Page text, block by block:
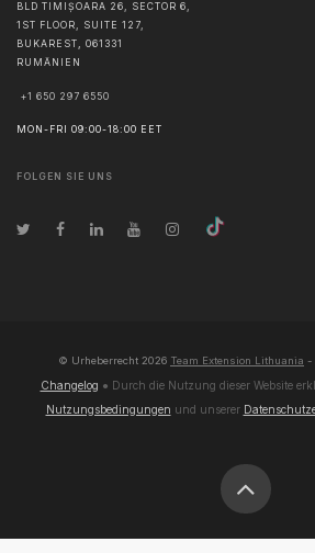
BLD TIMIȘOARA 26, SECTOR 6,
1ST FLOOR, SUITE 127,
BUKAREST, 061331
RUMÄNIEN
+1 650 297 6550
MON-FRI 09:00-18:00 EET
FOLGEN SIE UNS
© Urheberrecht 2026 Team Extension Lithuania -
Changelog ● Durch die Nutzung dieser Website
Nutzungsbedingungen und unserer